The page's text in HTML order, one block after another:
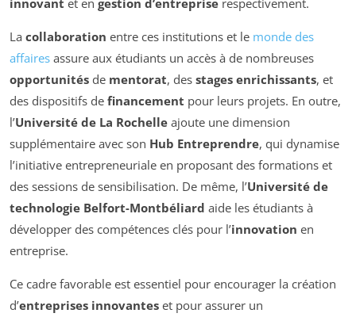
La collaboration entre ces institutions et le monde des
affaires assure aux étudiants un accès à de nombreuses
opportunités de mentorat, des stages enrichissants, et
des dispositifs de financement pour leurs projets. En outre,
l’Université de La Rochelle ajoute une dimension
supplémentaire avec son Hub Entreprendre, qui dynamise
l’initiative entrepreneuriale en proposant des formations et
des sessions de sensibilisation. De même, l’Université de
technologie Belfort-Montbéliard aide les étudiants à
développer des compétences clés pour l’innovation en
entreprise.
Ce cadre favorable est essentiel pour encourager la création
d’entreprises innovantes et pour assurer un